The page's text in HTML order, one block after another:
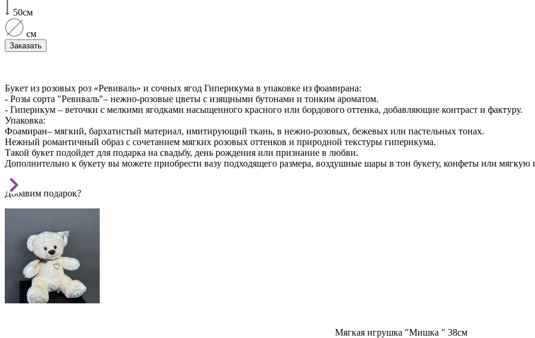
50см
см
Заказать
Букет из розовых роз «Ревиваль» и сочных ягод Гиперикума в упаковке из фоамирана:
- Розы сорта "Ревиваль"– нежно-розовые цветы с изящными бутонами и тонким ароматом.
- Гиперикум – веточки с мелкими ягодками насыщенного красного или бордового оттенка, добавляющие контраст и фактуру.
Упаковка:
Фоамиран– мягкий, бархатистый материал, имитирующий ткань, в нежно-розовых, бежевых или пастельных тонах.
Нежный романтичный образ с сочетанием мягких розовых оттенков и природной текстуры гиперикума.
Такой букет подойдет для подарка на свадьбу, день рождения или признание в любви.
Дополнительно к букету вы можете приобрести вазу подходящего размера, воздушные шары в тон букету, конфеты или
Добавим подарок?
Мягкая игрушка "Мишка " 38см